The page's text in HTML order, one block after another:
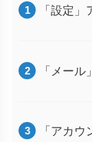
「設定」
「メール
「アカ